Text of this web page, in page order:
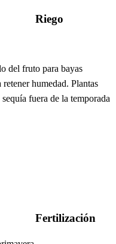
Riego
del fruto para bayas
humedad. Plantas
fuera de la temporada
Fertilización